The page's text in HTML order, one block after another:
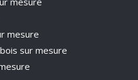
mesure
sur mesure